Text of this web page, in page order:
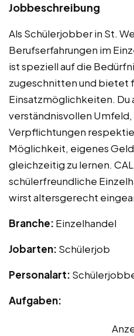
Jobbeschreibung
Als Schülerjobber in St.
Berufserfahrungen im
ist speziell auf die
zugeschnitten und bietet
Einsatzmöglichkeiten. Du
verständnisvollen Umfeld,
Verpflichtungen
Möglichkeit, eigenes
gleichzeitig zu lernen.
schülerfreundliche
wirst altersgerecht
Branche: Einzelhandel
Jobarten: Schülerjob
Personalart:
Aufgaben: